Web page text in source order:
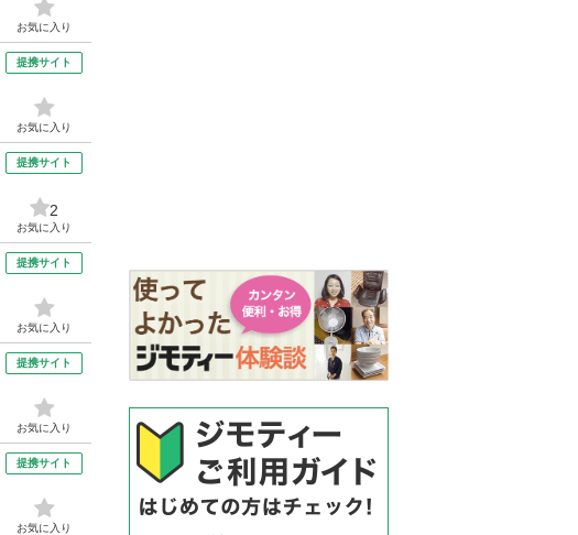
お気に入り
提携サイト
お気に入り
提携サイト
2
お気に入り
提携サイト
お気に入り
提携サイト
お気に入り
提携サイト
お気に入り